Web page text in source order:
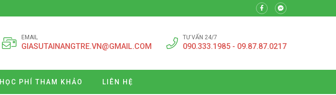
EMAIL
GIASUTAINANGTRE.VN@GMAIL.COM
TƯ VẤN 24/7
090.333.1985 - 09.87.87.0217
HỌC PHÍ THAM KHẢO LIÊN HỆ